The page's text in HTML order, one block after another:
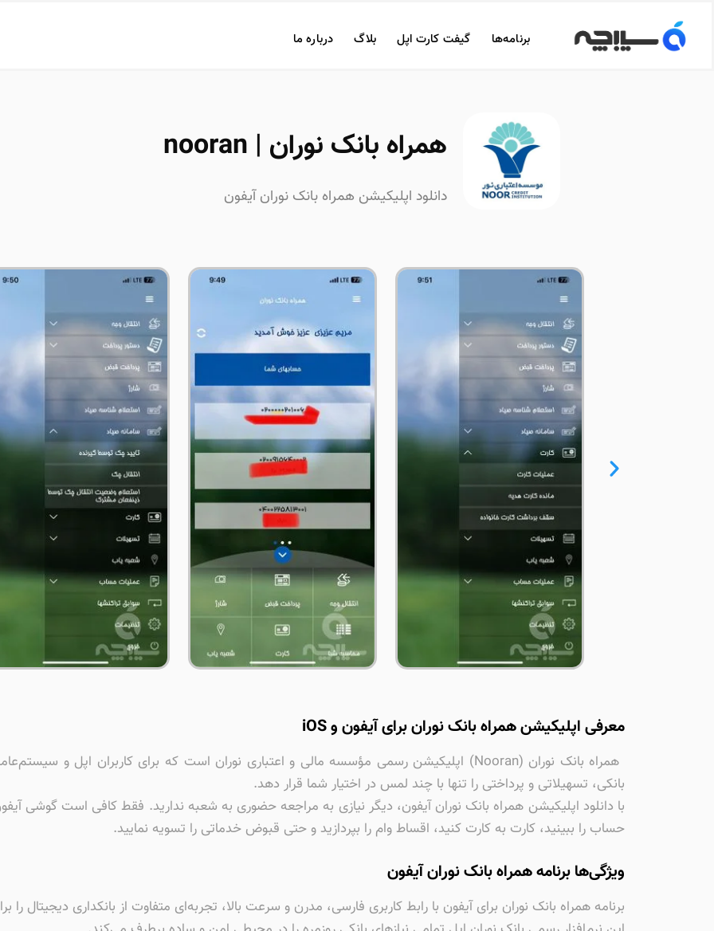
برنامه‌ها گیفت کارت اپل بلاگ درباره ما
همراه بانک نوران | nooran
دانلود اپلیکیشن همراه بانک نوران آیفون
معرفی اپلیکیشن همراه بانک نوران برای آیفون و iOS
بانکی، تسهیلاتی و پرداختی را تنها با چند لمس در اختیار شما قرار دهد.
با دانلود اپلیکیشن همراه بانک نوران آیفون، دیگر نیازی به مراجعه حضوری به شعبه ندارید. فقط کافی است گوشی
حساب را ببینید، کارت به کارت کنید، اقساط وام را بپردازید و حتی قبوض خدماتی را تسویه نمایید.
ویژگی‌ها برنامه همراه بانک نوران آیفون
برنامه همراه بانک نوران برای آیفون با رابط کاربری فارسی، مدرن و سرعت بالا، تجربه‌ای متفاوت از بانکداری دیجیتال را